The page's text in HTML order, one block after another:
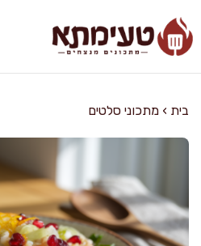
לתוכן
בית › מתכוני סלטים